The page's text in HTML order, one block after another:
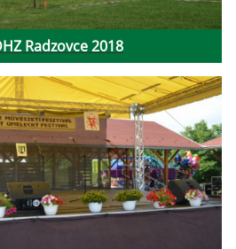
Radzovce 2018